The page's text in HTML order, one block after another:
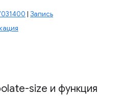
| Запись
size и функция